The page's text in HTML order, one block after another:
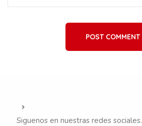
POST COMMENT
Siguenos en nuestras redes sociales.